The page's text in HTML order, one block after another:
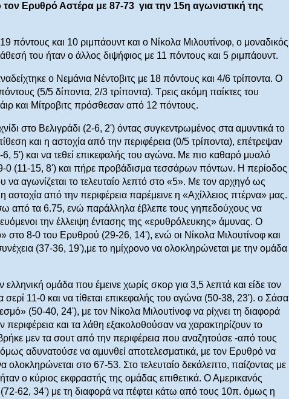
Ερυθρό Αστέρα με 87-73 για την 15η αγωνιστική της
και 10 ριμπάουντ και ο Νίκολα Μιλουτίνοφ, ο μοναδικός
του ήταν ο άλλος διψήφιος με 11 πόντους και 5 ριμπάουντ.
ο Νεμάνια Νέντοβιτς με 18 πόντους και 4/6 τρίποντα. Ο
(5/5 δίποντα, 2/3 τρίποντα). Τρεις ακόμη παίκτες του
και Μίτροβιτς πρόσθεσαν από 12 πόντους.
στο Βελιγράδι (2-6, 2') όντας συγκεντρωμένος στα αμυντικά το
και η αστοχία από την περιφέρεια (0/5 τρίποντα), επέτρεψαν
5') και να τεθεί επικεφαλής του αγώνα. Με πιο καθαρό μυαλό
0 (11-15, 8') και πήρε προβάδισμα τεσσάρων πόντων. Η περίοδος
αγωνίζεται το τελευταίο λεπτό στο «5». Με τον αρχηγό ως
αστοχία από την περιφέρεια παρέμεινε η «Αχίλλειος πτέρνα» μας.
από τα 6.75, ενώ παράλληλα έβλεπε τους γηπεδούχους να
την έλλειψη έντασης της «ερυθρόλευκης» άμυνας. Ο
στο 8-0 του Ερυθρού (29-26, 14'), ενώ οι Νίκολα Μιλουτίνοφ και
(37-36, 19'),με το ημίχρονο να ολοκληρώνεται με την ομάδα
ομάδα που έμεινε χωρίς σκορ για 3,5 λεπτά και είδε τον
σερί 11-0 και να τίθεται επικεφαλής του αγώνα (50-38, 23'). ο Σάσα
(50-40, 24'), με τον Νίκολα Μιλουτίνοφ να ρίχνει τη διαφορά
και τα λάθη εξακολοθούσαν να χαρακτηρίζουν το
μεν τα σουτ από την περιφέρεια που αναζητούσε -από τους
αδυνατούσε να αμυνθεί αποτελεσματικά, με τον Ερυθρό να
ολοκληρώνεται στο 67-53. Στο τελευταίο δεκάλεπτο, παίζοντας με
ο κύριος εκφραστής της ομάδας επιθετικά. Ο Αμερικανός
62, 34') με τη διαφορά να πέφτει κάτω από τους 10π. όμως η